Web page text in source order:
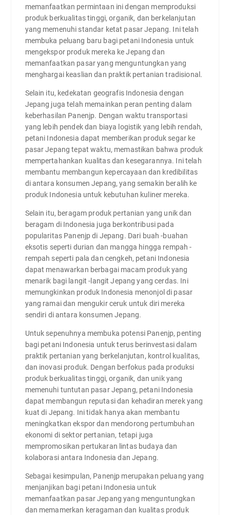
memanfaatkan permintaan ini dengan memproduksi
produk berkualitas tinggi, organik, dan berkelanjutan
yang memenuhi standar ketat pasar Jepang. Ini telah
membuka peluang baru bagi petani Indonesia untuk
mengekspor produk mereka ke Jepang dan
memanfaatkan pasar yang menguntungkan yang
menghargai keaslian dan praktik pertanian tradisional.
Selain itu, kedekatan geografis Indonesia dengan
Jepang juga telah memainkan peran penting dalam
keberhasilan Panenjp. Dengan waktu transportasi
yang lebih pendek dan biaya logistik yang lebih rendah,
petani Indonesia dapat memberikan produk segar ke
pasar Jepang tepat waktu, memastikan bahwa produk
mempertahankan kualitas dan kesegarannya. Ini telah
membantu membangun kepercayaan dan kredibilitas
di antara konsumen Jepang, yang semakin beralih ke
produk Indonesia untuk kebutuhan kuliner mereka.
Selain itu, beragam produk pertanian yang unik dan
beragam di Indonesia juga berkontribusi pada
popularitas Panenjp di Jepang. Dari buah -buahan
eksotis seperti durian dan mangga hingga rempah -
rempah seperti pala dan cengkeh, petani Indonesia
dapat menawarkan berbagai macam produk yang
menarik bagi langit -langit Jepang yang cerdas. Ini
memungkinkan produk Indonesia menonjol di pasar
yang ramai dan mengukir ceruk untuk diri mereka
sendiri di antara konsumen Jepang.
Untuk sepenuhnya membuka potensi Panenjp, penting
bagi petani Indonesia untuk terus berinvestasi dalam
praktik pertanian yang berkelanjutan, kontrol kualitas,
dan inovasi produk. Dengan berfokus pada produksi
produk berkualitas tinggi, organik, dan unik yang
memenuhi tuntutan pasar Jepang, petani Indonesia
dapat membangun reputasi dan kehadiran merek yang
kuat di Jepang. Ini tidak hanya akan membantu
meningkatkan ekspor dan mendorong pertumbuhan
ekonomi di sektor pertanian, tetapi juga
mempromosikan pertukaran lintas budaya dan
kolaborasi antara Indonesia dan Jepang.
Sebagai kesimpulan, Panenjp merupakan peluang yang
menjanjikan bagi petani Indonesia untuk
memanfaatkan pasar Jepang yang menguntungkan
dan memamerkan keragaman dan kualitas produk